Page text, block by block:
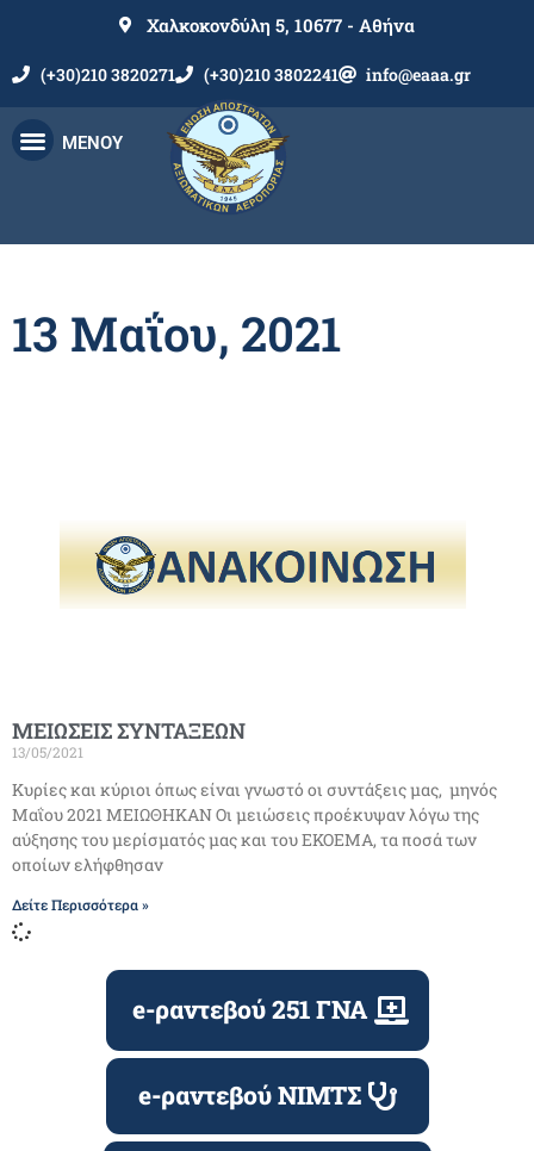
Χαλκοκονδύλη 5, 10677 - Αθήνα
(+30)210 3820271 (+30)210 3802241 info@eaaa.gr
ΜΕΝΟΥ
13 Μαΐου, 2021
ΜΕΙΩΣΕΙΣ ΣΥΝΤΑΞΕΩΝ
13/05/2021
Κυρίες και κύριοι όπως είναι γνωστό οι συντάξεις μας, μηνός
Μαΐου 2021 ΜΕΙΩΘΗΚΑΝ Οι μειώσεις προέκυψαν λόγω της
αύξησης του μερίσματός μας και του ΕΚΟΕΜΑ, τα ποσά των
οποίων ελήφθησαν
Δείτε Περισσότερα »
e-ραντεβού 251 ΓΝΑ
e-ραντεβού ΝΙΜΤΣ